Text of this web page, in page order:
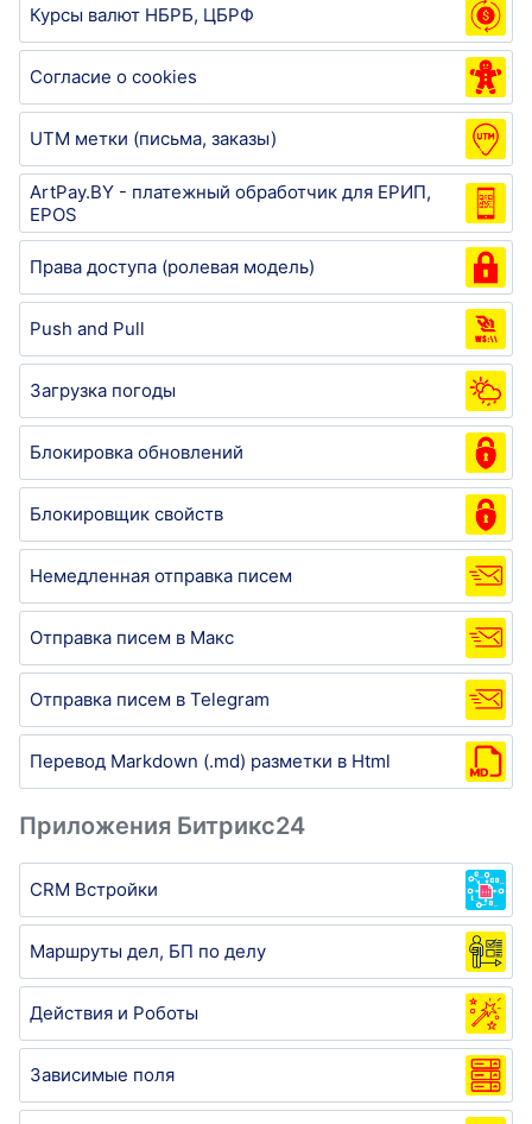
Курсы валют НБРБ, ЦБРФ
Согласие о cookies
UTM метки (письма, заказы)
ArtPay.BY - платежный обработчик для ЕРИП,
EPOS
Права доступа (ролевая модель)
Push and Pull
Загрузка погоды
Блокировка обновлений
Блокировщик свойств
Немедленная отправка писем
Отправка писем в Макс
Отправка писем в Telegram
Перевод Markdown (.md) разметки в Html
Приложения Битрикс24
CRM Встройки
Маршруты дел, БП по делу
Действия и Роботы
Зависимые поля